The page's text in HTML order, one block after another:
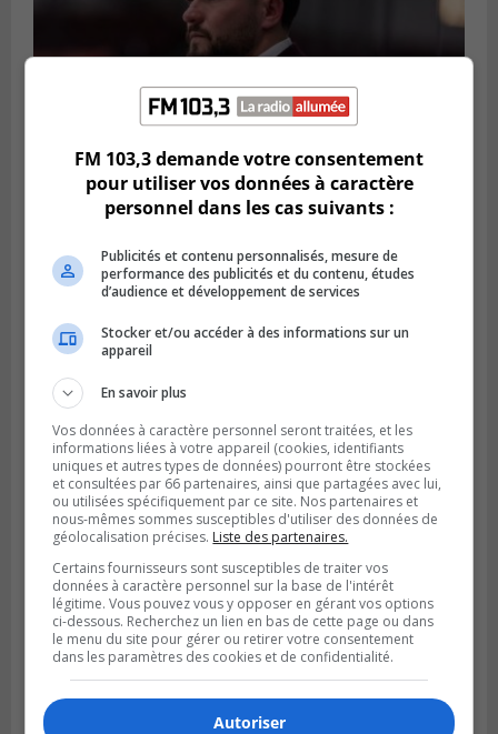
SAINT-CATHERINE
Publié le 3 août 2026 à 13h52
Martin-Olivier Cardinal change de cap et
BROSSARD
Publié le 3 août 2026 à 06h23
Le soccer à l’honneur au Tournoi
international de Brossard
FM 103,3 demande votre consentement
pour utiliser vos données à caractère
personnel dans les cas suivants :
Publicités et contenu personnalisés, mesure de
performance des publicités et du contenu, études
d’audience et développement de services
Stocker et/ou accéder à des informations sur un
appareil
En savoir plus
Vos données à caractère personnel seront traitées, et les
informations liées à votre appareil (cookies, identifiants
uniques et autres types de données) pourront être stockées
et consultées par 66 partenaires, ainsi que partagées avec lui,
ou utilisées spécifiquement par ce site. Nos partenaires et
nous-mêmes sommes susceptibles d'utiliser des données de
géolocalisation précises. Liste des partenaires.
Certains fournisseurs sont susceptibles de traiter vos
données à caractère personnel sur la base de l'intérêt
légitime. Vous pouvez vous y opposer en gérant vos options
ci-dessous. Recherchez un lien en bas de cette page ou dans
le menu du site pour gérer ou retirer votre consentement
dans les paramètres des cookies et de confidentialité.
Autoriser